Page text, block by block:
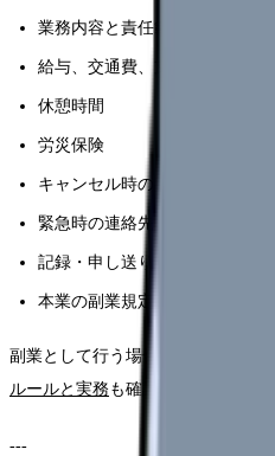
業務内容と責任範囲
給与、交通費、支払日
休憩時間
労災保険
キャンセル時の扱い
緊急時の連絡先
記録・申し送り方法
本業の副業規定
副業として行う場合は、
看護師の
ルールと実務 も確認してください。
---